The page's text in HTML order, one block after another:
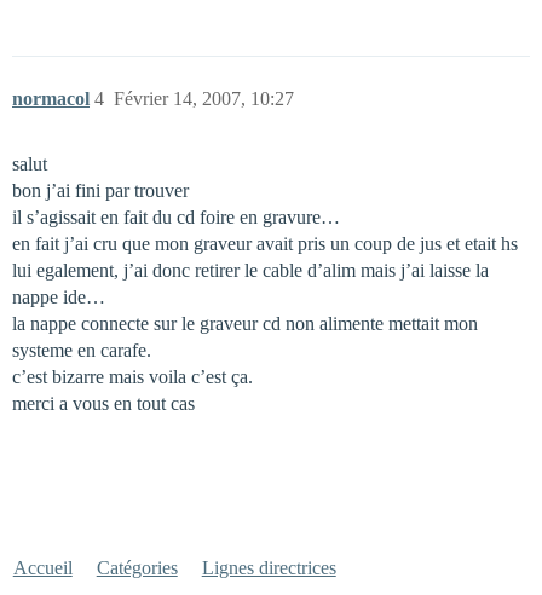
normacol Février 14, 2007, 10:27
4
salut
bon j’ai fini par trouver
il s’agissait en fait du cd foire en gravure…
en fait j’ai cru que mon graveur avait pris un coup de jus et etait hs
lui egalement, j’ai donc retirer le cable d’alim mais j’ai laisse la
nappe ide…
la nappe connecte sur le graveur cd non alimente mettait mon
systeme en carafe.
c’est bizarre mais voila c’est ça.
merci a vous en tout cas
Accueil Catégories Lignes directrices